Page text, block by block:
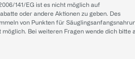
141/EG ist es nicht möglich auf
oder andere Aktionen zu geben. Des
von Punkten für
möglich. Bei weiteren Fragen wende dich bitte